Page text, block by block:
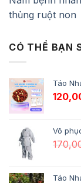
thủng ruột non
CÓ THỂ BẠN
Táo
Võ
Táo